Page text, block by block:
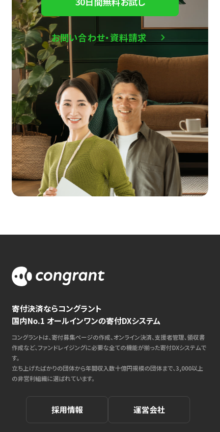
お問い合わせ・資料請求
寄付決済ならコングラント
国内No.1 オールインワンの寄付DXシステム
コングラントは、寄付募集ページの作成、オンライン決済、支援者管理、領収書
作成など、ファンドレイジングに必要な全ての機能が揃った寄付DXシステムで
す。
立ち上げたばかりの団体から年間収入数十億円規模の団体まで、3,000以上
の非営利組織に選ばれています。
採用情報 運営会社